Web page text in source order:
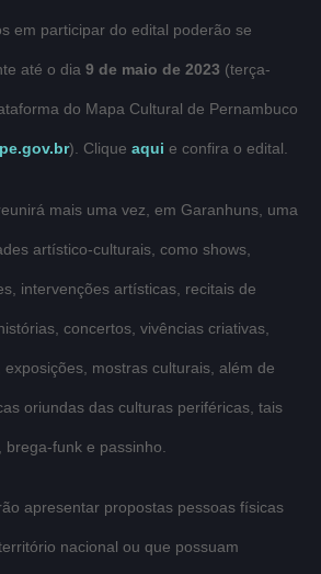
em participar do edital poderão se
até o dia 9 de maio de 2023 (terça-
do Mapa Cultural de Pernambuco
). Clique aqui e confira o edital.
mais uma vez, em Garanhuns, uma
artístico-culturais, como shows,
intervenções artísticas, recitais de
concertos, vivências criativas,
mostras culturais, além de
oriundas das culturas periféricas, tais
funk e passinho.
apresentar propostas pessoas físicas
nacional ou que possuam